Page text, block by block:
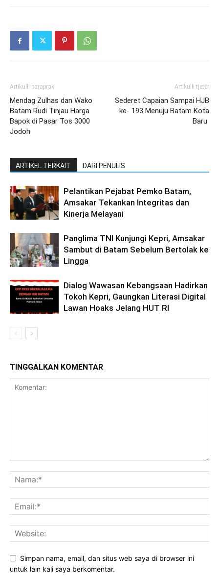
Artikulli paraprak
Mendag Zulhas dan Wako
Batam Rudi Tinjau Harga
Bapok di Pasar Tos 3000
Jodoh
Artikulli tjetër
Sederet Capaian Sampai HJB
ke- 193 Menuju Batam Kota
Baru
ARTIKEL TERKAIT DARI PENULIS
Pelantikan Pejabat Pemko Batam,
Amsakar Tekankan Integritas dan
Kinerja Melayani
Panglima TNI Kunjungi Kepri, Amsakar
Sambut di Batam Sebelum Bertolak ke
Lingga
Dialog Wawasan Kebangsaan Hadirkan
Tokoh Kepri, Gaungkan Literasi Digital
Lawan Hoaks Jelang HUT RI
TINGGALKAN KOMENTAR
Simpan nama, email, dan situs web saya di browser ini
untuk lain kali saya berkomentar.